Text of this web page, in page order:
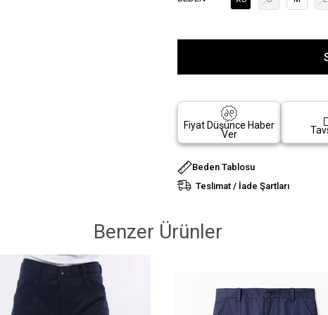
Fiyat Düşünce Haber
Ver
Beden Tablosu
Teslimat / İade Şartları
Benzer Ürünler